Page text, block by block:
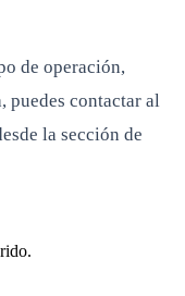
de operación,
contactar al
la sección de